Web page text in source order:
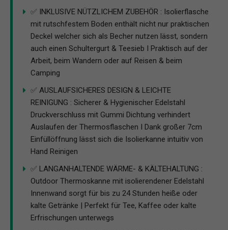
✅ INKLUSIVE NÜTZLICHEM ZUBEHÖR : Isolierflasche
mit rutschfestem Boden enthält nicht nur praktischen
Deckel welcher sich als Becher nutzen lässt, sondern
auch einen Schultergurt & Teesieb I Praktisch auf der
Arbeit, beim Wandern oder auf Reisen & beim
Camping
✅ AUSLAUFSICHERES DESIGN & LEICHTE
REINIGUNG : Sicherer & Hygienischer Edelstahl
Druckverschluss mit Gummi Dichtung verhindert
Auslaufen der Thermosflaschen I Dank großer 7cm
Einfüllöffnung lässt sich die Isolierkanne intuitiv von
Hand Reinigen
✅ LANGANHALTENDE WÄRME- & KÄLTEHALTUNG :
Outdoor Thermoskanne mit isolierendener Edelstahl
Innenwand sorgt für bis zu 24 Stunden heiße oder
kalte Getränke | Perfekt für Tee, Kaffee oder kalte
Erfrischungen unterwegs